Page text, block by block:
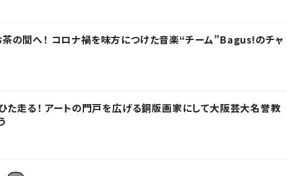
茶の間へ！ コロナ禍を味方につけた音楽“チーム”Bagus!のチャ
た走る！ アートの門戸を広げる銅版画家にして大阪芸大名誉教